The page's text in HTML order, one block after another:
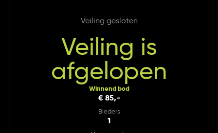
Veiling gesloten
Veiling is
afgelopen
Winnend bod
€ 85,-
Bieders
1